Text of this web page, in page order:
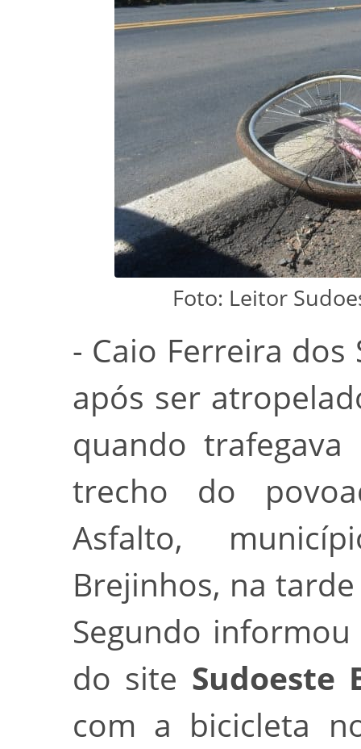
Foto: Leitor
- Caio Ferreira
após ser
quando trafegava
trecho do
Asfalto,
Brejinhos, na
Segundo
do site Sudoeste
com a bicicleta